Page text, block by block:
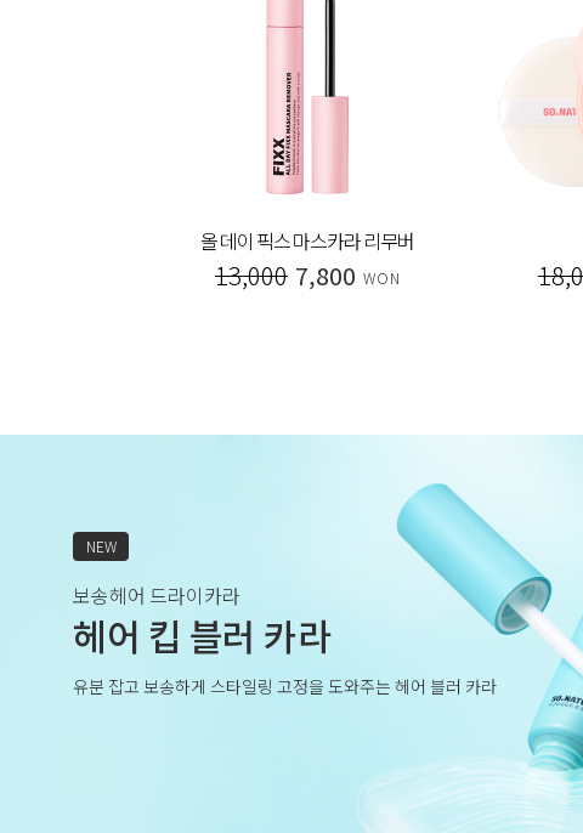
올 데이 픽스 마스카라 리무버
13,000 7,800 WON
NEW
보송헤어 드라이카라
헤어 킵 블러 카라
유분 잡고 보송하게 스타일링 고정을 도와주는 헤어 블러 카라